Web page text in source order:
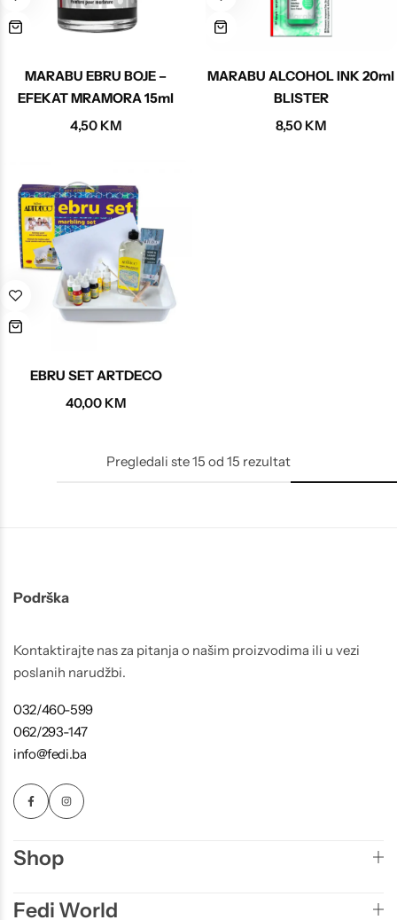
MARABU EBRU BOJE –
EFEKAT MRAMORA 15ml
4,50 KM
MARABU ALCOHOL INK 20ml
BLISTER
8,50 KM
EBRU SET ARTDECO
40,00 KM
Pregledali ste15 od 15 rezultat
Podrška
Kontaktirajte nas za pitanja o našim proizvodima ili u vezi
poslanih narudžbi.
032/460-599
062/293-147
info@fedi.ba
Shop
Fedi World